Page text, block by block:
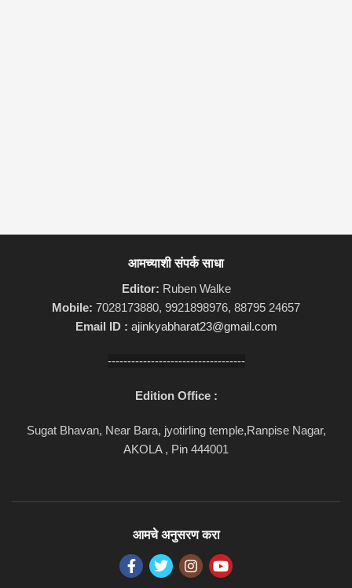
आमच्याशी संपर्क साधा
Editor: Ruben Walke
Mobile: 7028173880, 9921898976, 88795 24657
Email ID : ajinkyabharat23@gmail.com
-----------------------------------
Edition Office :
Sugat Bhavan, Near Bara, jyotirling temple,Ranpise Nagar,
AKOLA , Pin 444001
आमचे अनुसरण करा